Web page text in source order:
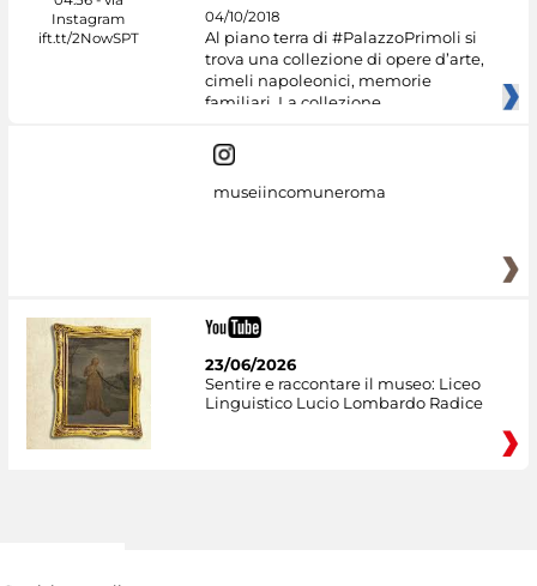
04/10/2018
Al piano terra di #PalazzoPrimoli si
trova una collezione di opere d’arte,
cimeli napoleonici, memorie
familiari. La collezione
museiincomuneroma
23/06/2026
Sentire e raccontare il museo: Liceo
Linguistico Lucio Lombardo Radice